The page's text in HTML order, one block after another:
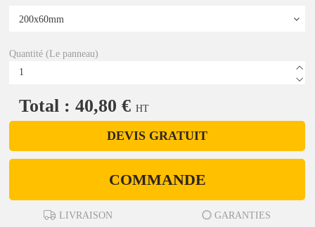
Quantité (Le panneau)
Total : 40,80 € HT
DEVIS GRATUIT
COMMANDE
LIVRAISON GARANTIES